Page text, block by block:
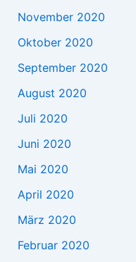
November 2020
Oktober 2020
September 2020
August 2020
Juli 2020
Juni 2020
Mai 2020
April 2020
März 2020
Februar 2020